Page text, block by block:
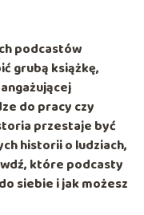
podcastów
grubą książkę,
do pracy czy
przestaje być
historii o ludziach,
które podcasty
siebie i jak możesz